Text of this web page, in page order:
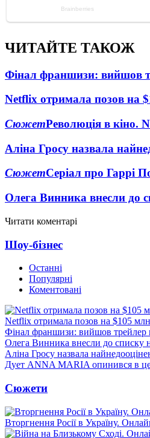
ЧИТАЙТЕ ТАКОЖ
Фінал франшизи: вийшов
Netflix отримала позов на
СюжетРеволюція в кіно.
Аліна Гросу назвала
СюжетСеріал про Гаррі
Олега Винника внесли до
Читати коментарі
Шоу-бізнес
Останні
Популярні
Коментовані
Netflix отримала позов на $105
Фінал франшизи: вийшов трейлер
Олега Винника внесли до списку
Аліна Гросу назвала
Дует ANNA MARIA опинився в
Сюжети
Вторгнення Росії в Україну.